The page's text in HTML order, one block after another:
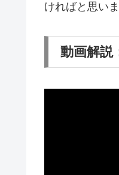
ければと思いま
動画解説